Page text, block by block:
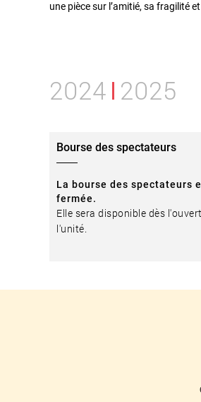
une pièce sur l’amitié, sa fragilité
2024 2025
Bourse des spectateurs
La bourse des spectateurs
fermée.
Elle sera disponible dès
l'unité.